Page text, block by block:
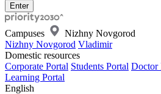
Campuses
Nizhny Novgorod
Nizhny Novgorod Vladimir
Domestic resources
Corporate Portal Students Portal Doctor
Learning Portal
English